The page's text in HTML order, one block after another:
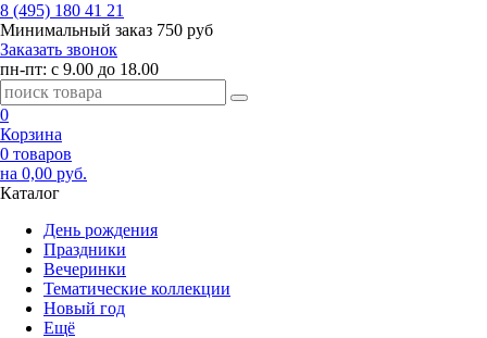
8 (495) 180 41 21
Минимальный заказ 750 руб
Заказать звонок
пн-пт: с 9.00 до 18.00
0
Корзина
0 товаров
на 0,00 руб.
Каталог
День рождения
Праздники
Вечеринки
Тематические коллекции
Новый год
Ещё